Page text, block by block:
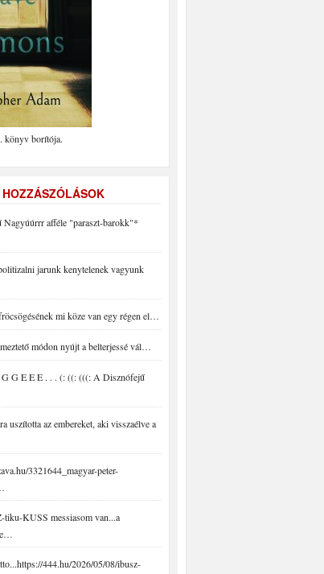
könyv borítója.
Nagyúúrrr afféle "paraszt-barokk"*
jarunk kenytelenek vagyunk
mi köze van egy régen el…
módon nyújt a belterjessé vál…
G E E E . . . (: ((: (((: A Disznófejű
uszította az embereket, aki visszaélve a
3321644_magyar-peter-
KUSS messiasom van...a
444.hu/2026/05/08/ibusz-